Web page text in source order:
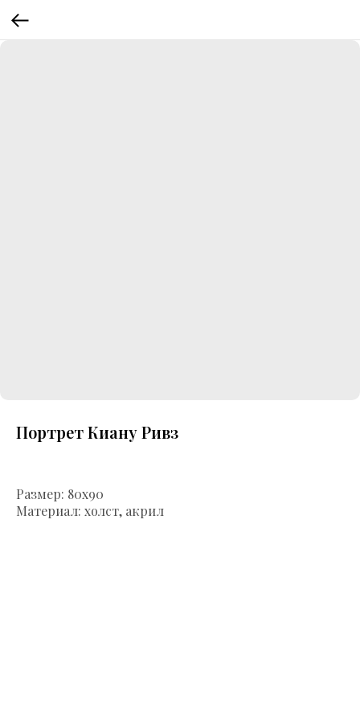
Портрет Киану Ривз
Размер: 80х90
Материал: холст, акрил